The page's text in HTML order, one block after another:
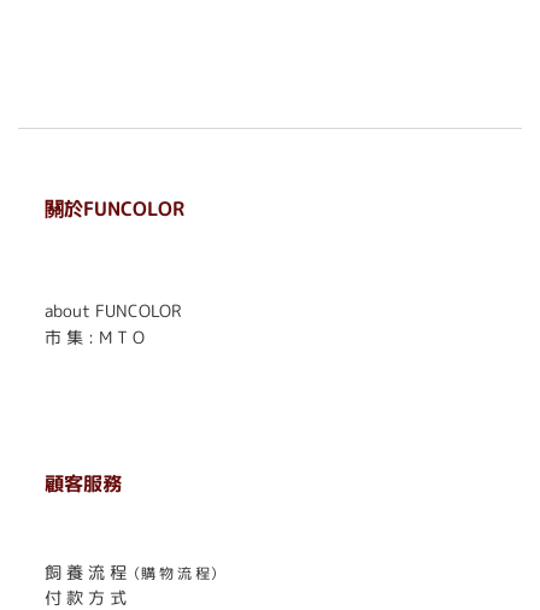
關於FUNCOLOR
about FUNCOLOR
市 集 : M T O
顧客服務
飼 養 流 程 （購 物 流 程）
付 款 方 式